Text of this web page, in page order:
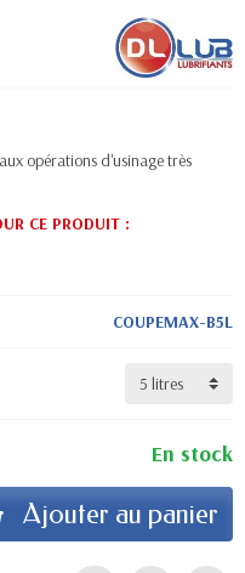
opérations d'usinage très
CE PRODUIT :
COUPEMAX-B5L
En stock
Ajouter au panier